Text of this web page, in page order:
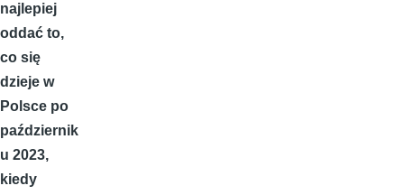
najlepiej
oddać to,
co się
dzieje w
Polsce po
październik
u 2023,
kiedy